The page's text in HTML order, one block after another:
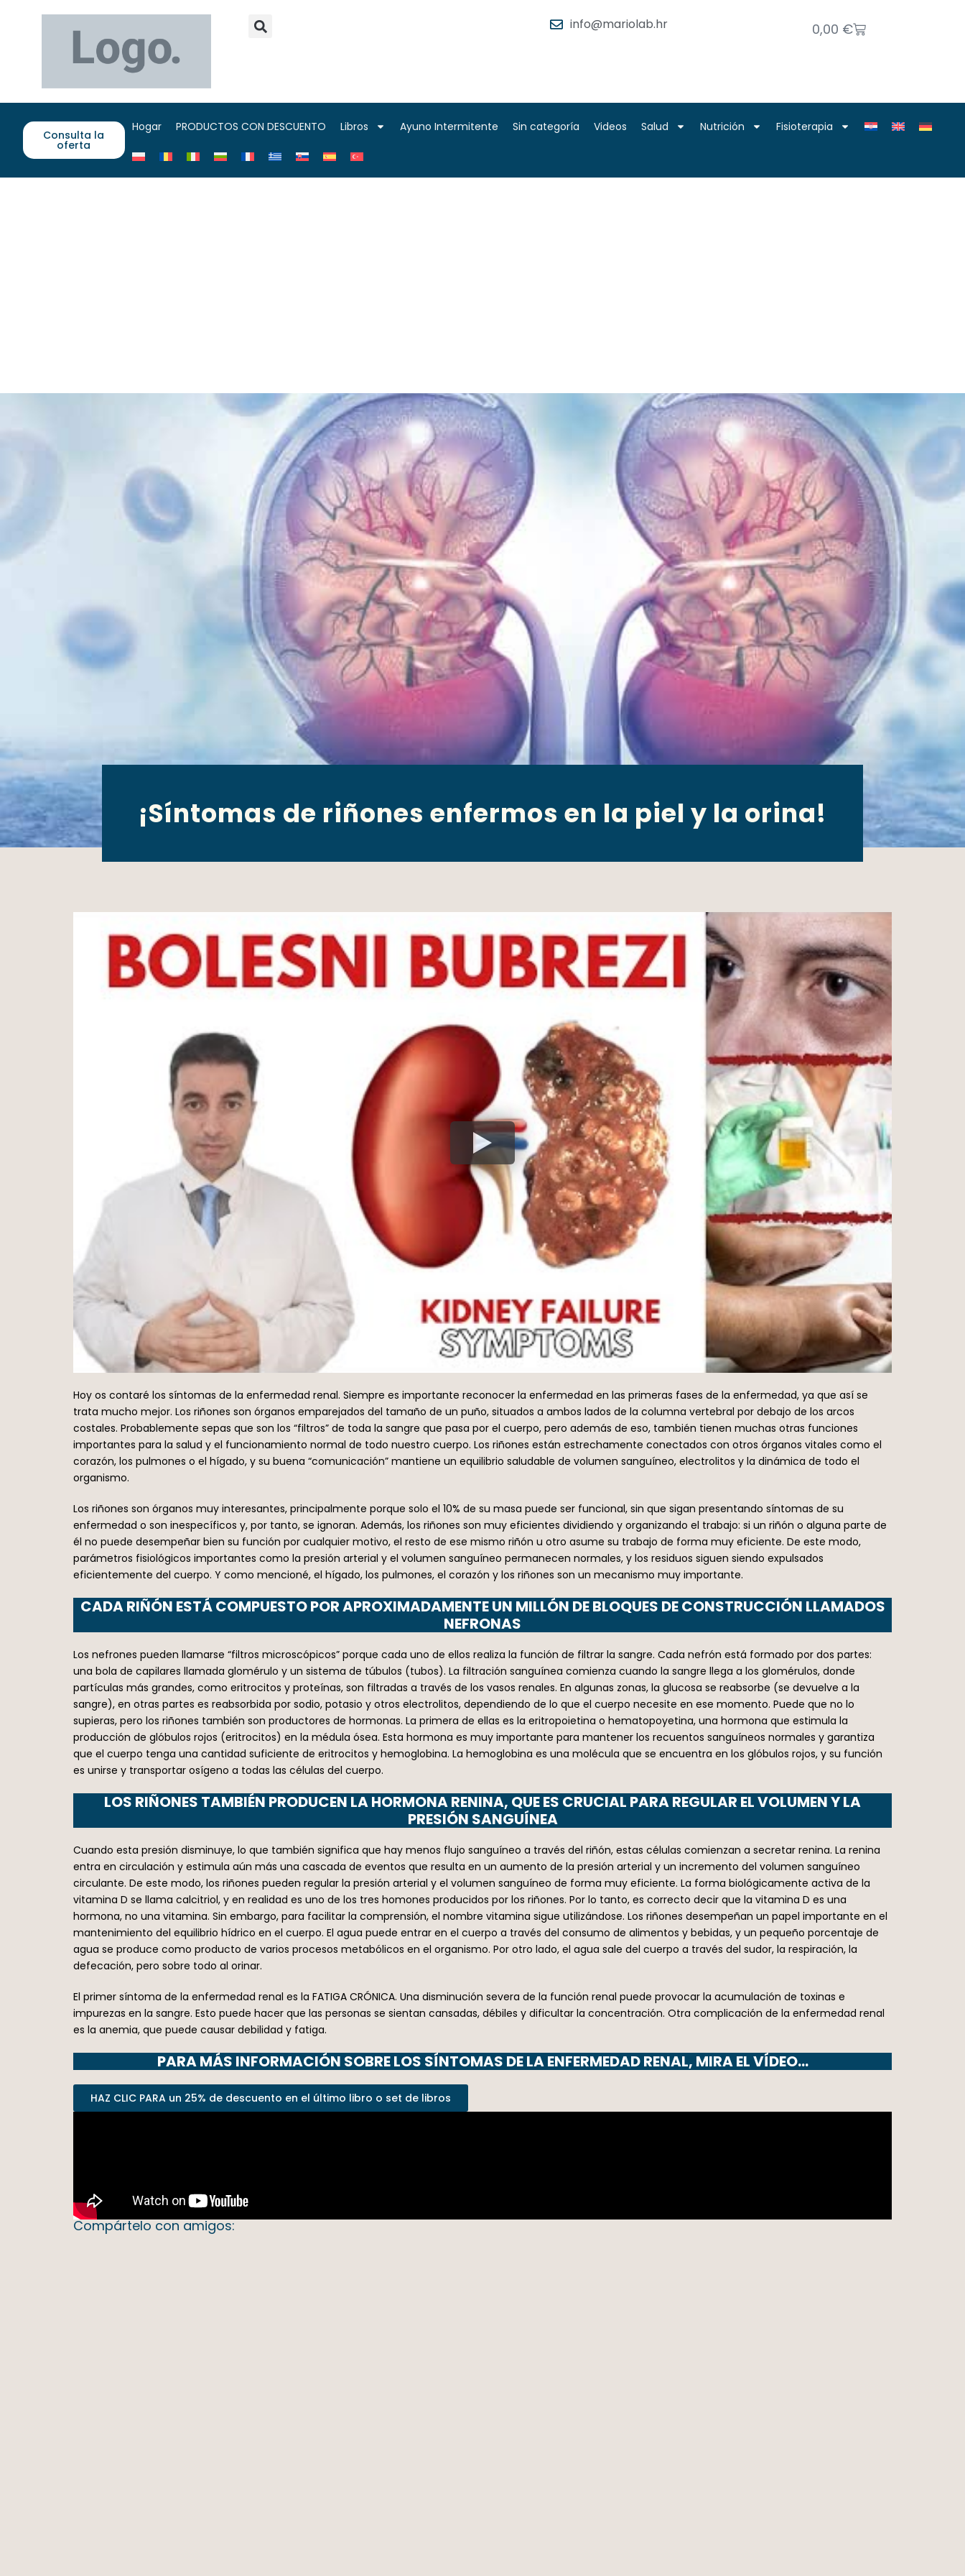
info@mariolab.hr 0,00 €
Consulta la
oferta
Hogar PRODUCTOS CON DESCUENTO Libros Ayuno Intermitente Sin categoría Videos Salud Nutrición Fisioterapia
¡Síntomas de riñones enfermos en la piel y la orina!
Hoy os contaré los síntomas de la enfermedad renal. Siempre es importante reconocer la enfermedad en las primeras fases de la enfermedad, ya que así se
trata mucho mejor. Los riñones son órganos emparejados del tamaño de un puño, situados a ambos lados de la columna vertebral por debajo de los arcos
costales. Probablemente sepas que son los “filtros” de toda la sangre que pasa por el cuerpo, pero además de eso, también tienen muchas otras funciones
importantes para la salud y el funcionamiento normal de todo nuestro cuerpo. Los riñones están estrechamente conectados con otros órganos vitales como el
corazón, los pulmones o el hígado, y su buena “comunicación” mantiene un equilibrio saludable de volumen sanguíneo, electrolitos y la dinámica de todo el
organismo.
Los riñones son órganos muy interesantes, principalmente porque solo el 10% de su masa puede ser funcional, sin que sigan presentando síntomas de su
enfermedad o son inespecíficos y, por tanto, se ignoran. Además, los riñones son muy eficientes dividiendo y organizando el trabajo: si un riñón o alguna parte de
él no puede desempeñar bien su función por cualquier motivo, el resto de ese mismo riñón u otro asume su trabajo de forma muy eficiente. De este modo,
parámetros fisiológicos importantes como la presión arterial y el volumen sanguíneo permanecen normales, y los residuos siguen siendo expulsados
eficientemente del cuerpo. Y como mencioné, el hígado, los pulmones, el corazón y los riñones son un mecanismo muy importante.
CADA RIÑÓN ESTÁ COMPUESTO POR APROXIMADAMENTE UN MILLÓN DE BLOQUES DE CONSTRUCCIÓN LLAMADOS
NEFRONAS
Los nefrones pueden llamarse “filtros microscópicos” porque cada uno de ellos realiza la función de filtrar la sangre. Cada nefrón está formado por dos partes:
una bola de capilares llamada glomérulo y un sistema de túbulos (tubos). La filtración sanguínea comienza cuando la sangre llega a los glomérulos, donde
partículas más grandes, como eritrocitos y proteínas, son filtradas a través de los vasos renales. En algunas zonas, la glucosa se reabsorbe (se devuelve a la
sangre), en otras partes es reabsorbida por sodio, potasio y otros electrolitos, dependiendo de lo que el cuerpo necesite en ese momento. Puede que no lo
supieras, pero los riñones también son productores de hormonas. La primera de ellas es la eritropoietina o hematopoyetina, una hormona que estimula la
producción de glóbulos rojos (eritrocitos) en la médula ósea. Esta hormona es muy importante para mantener los recuentos sanguíneos normales y garantiza
que el cuerpo tenga una cantidad suficiente de eritrocitos y hemoglobina. La hemoglobina es una molécula que se encuentra en los glóbulos rojos, y su función
es unirse y transportar osígeno a todas las células del cuerpo.
LOS RIÑONES TAMBIÉN PRODUCEN LA HORMONA RENINA, QUE ES CRUCIAL PARA REGULAR EL VOLUMEN Y LA
PRESIÓN SANGUÍNEA
Cuando esta presión disminuye, lo que también significa que hay menos flujo sanguíneo a través del riñón, estas células comienzan a secretar renina. La renina
entra en circulación y estimula aún más una cascada de eventos que resulta en un aumento de la presión arterial y un incremento del volumen sanguíneo
circulante. De este modo, los riñones pueden regular la presión arterial y el volumen sanguíneo de forma muy eficiente. La forma biológicamente activa de la
vitamina D se llama calcitriol, y en realidad es uno de los tres homones producidos por los riñones. Por lo tanto, es correcto decir que la vitamina D es una
hormona, no una vitamina. Sin embargo, para facilitar la comprensión, el nombre vitamina sigue utilizándose. Los riñones desempeñan un papel importante en el
mantenimiento del equilibrio hídrico en el cuerpo. El agua puede entrar en el cuerpo a través del consumo de alimentos y bebidas, y un pequeño porcentaje de
agua se produce como producto de varios procesos metabólicos en el organismo. Por otro lado, el agua sale del cuerpo a través del sudor, la respiración, la
defecación, pero sobre todo al orinar.
El primer síntoma de la enfermedad renal es la FATIGA CRÓNICA. Una disminución severa de la función renal puede provocar la acumulación de toxinas e
impurezas en la sangre. Esto puede hacer que las personas se sientan cansadas, débiles y dificultar la concentración. Otra complicación de la enfermedad renal
es la anemia, que puede causar debilidad y fatiga.
PARA MÁS INFORMACIÓN SOBRE LOS SÍNTOMAS DE LA ENFERMEDAD RENAL, MIRA EL VÍDEO…
HAZ CLIC PARA un 25% de descuento en el último libro o set de libros
Compártelo con amigos: